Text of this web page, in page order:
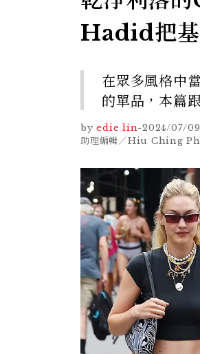
Hadid把基
在眾多風格中
的單品，本篇
by edie lin-2024/07/09
助理編輯／Hiu Ching